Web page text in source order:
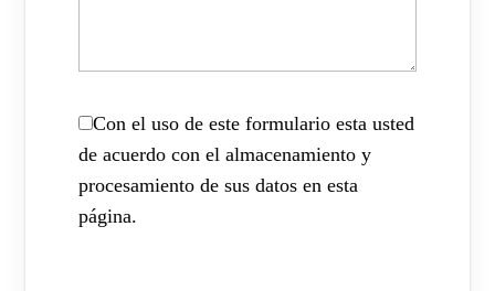
Con el uso de este formulario esta usted
de acuerdo con el almacenamiento y
procesamiento de sus datos en esta
página.